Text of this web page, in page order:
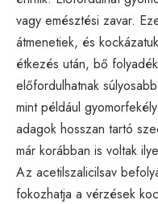
vagy emésztési zavar.
átmenetiek, és
étkezés után, bő
előfordulhatnak
mint például
adagok hosszan tartó
már korábban is voltak
Az acetilszalicilsav
fokozhatja a vérzések